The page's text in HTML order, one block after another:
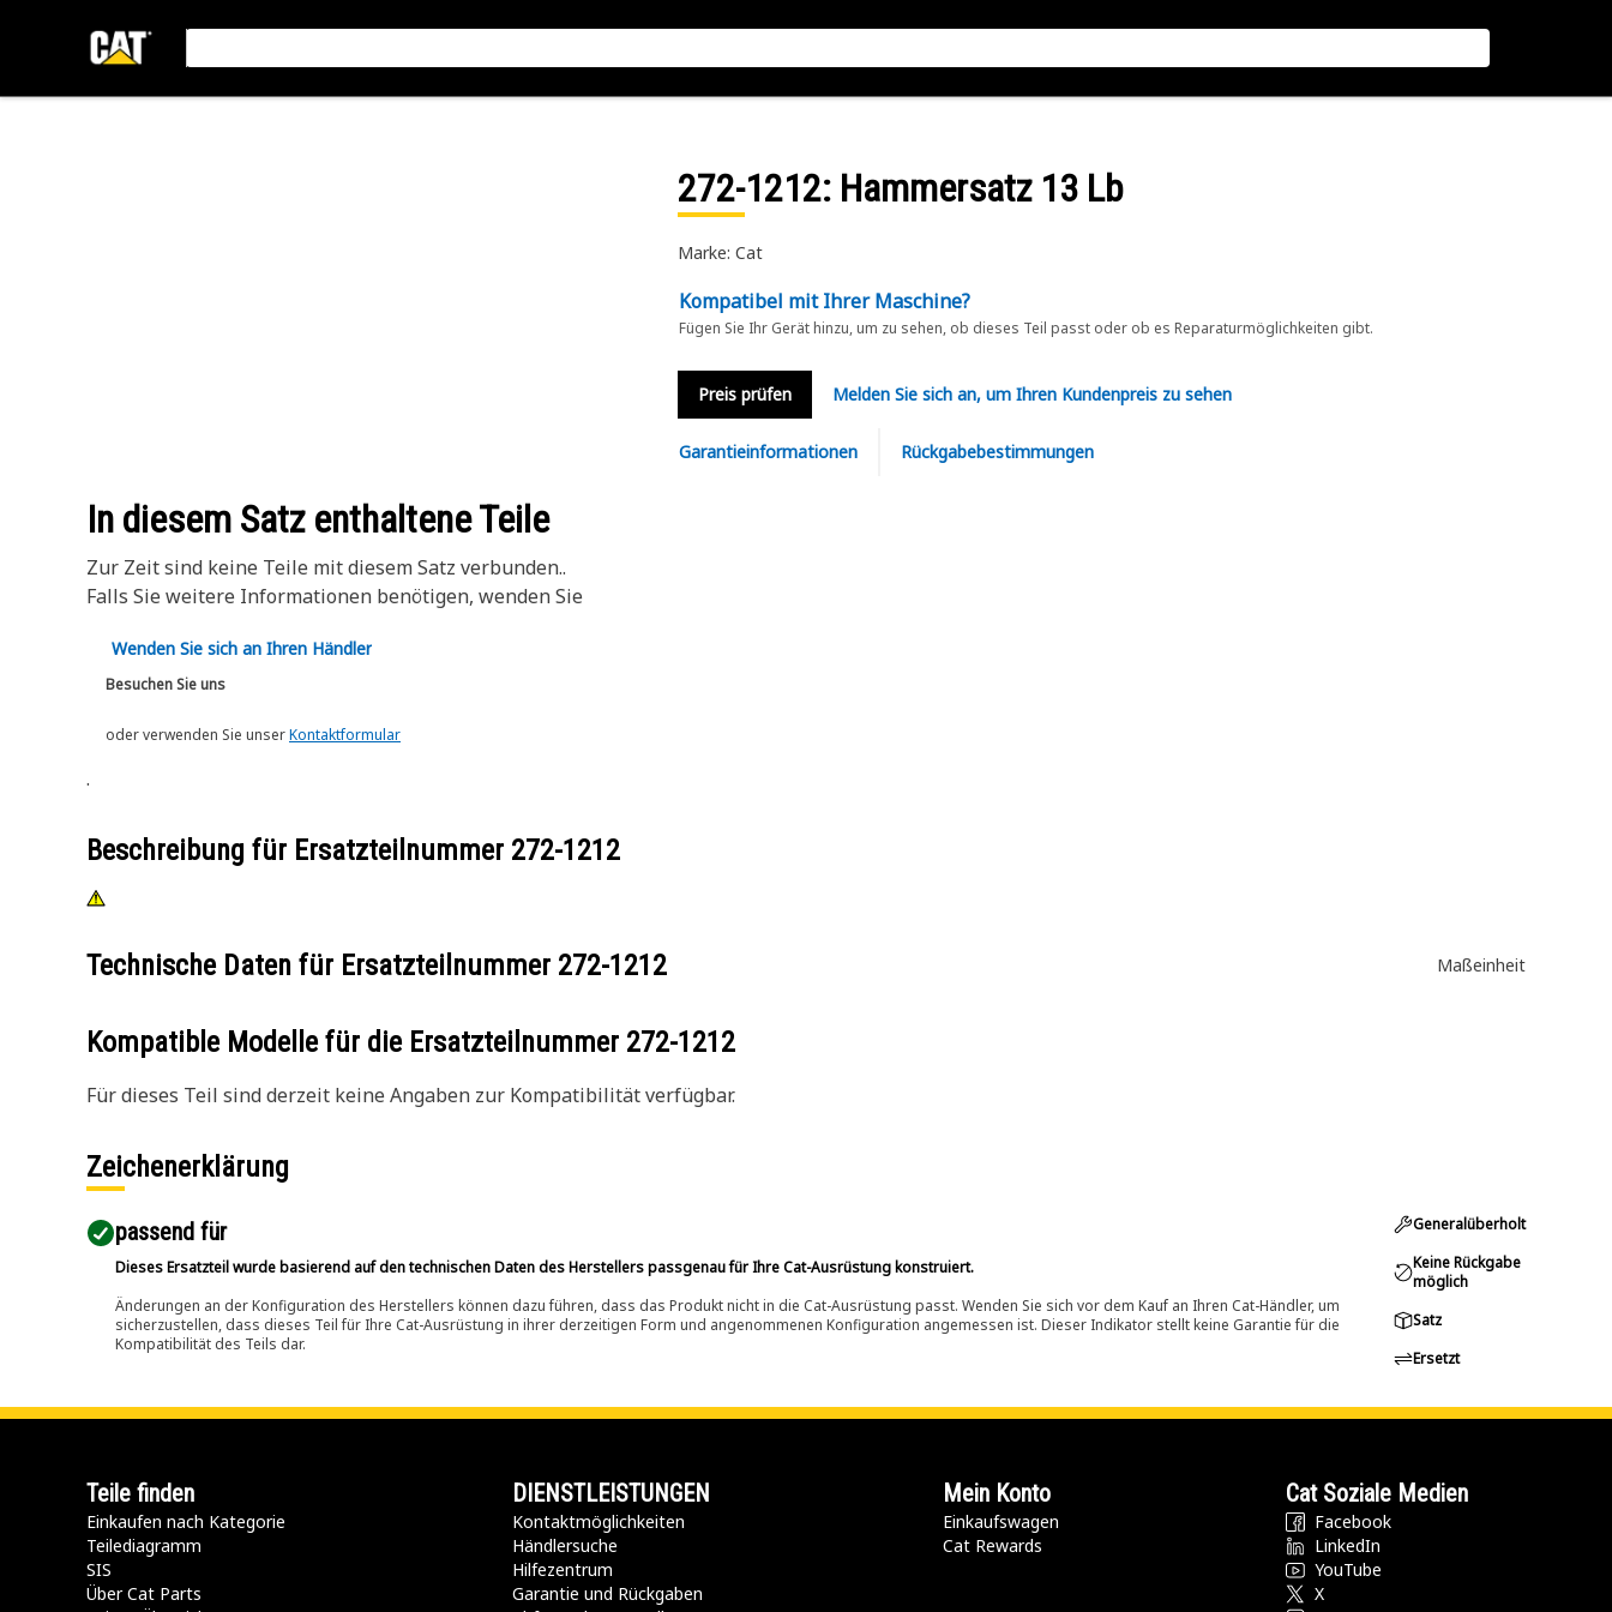
272-1212: Hammersatz 13 Lb
Marke: Cat
Kompatibel mit Ihrer Maschine?
Fügen Sie Ihr Gerät hinzu, um zu sehen, ob dieses Teil passt oder ob es Reparaturmöglichkeiten gibt.
Preis prüfen Melden Sie sich an, um Ihren Kundenpreis zu sehen
Garantieinformationen Rückgabebestimmungen
In diesem Satz enthaltene Teile
Zur Zeit sind keine Teile mit diesem Satz verbunden..
Falls Sie weitere Informationen benötigen, wenden Sie
Wenden Sie sich an Ihren Händler
Besuchen Sie uns
oder verwenden Sie unserKontaktformular
.
Beschreibung für Ersatzteilnummer 272-1212
Technische Daten für Ersatzteilnummer 272-1212 Maßeinheit
Kompatible Modelle für die Ersatzteilnummer 272-1212
Für dieses Teil sind derzeit keine Angaben zur Kompatibilität verfügbar.
Zeichenerklärung
passend für​
Dieses Ersatzteil wurde basierend auf den technischen Daten des Herstellers passgenau für Ihre Cat-Ausrüstung konstruiert.
Änderungen an der Konfiguration des Herstellers können dazu führen, dass das Produkt nicht in die Cat-Ausrüstung passt. Wenden Sie sich vor dem Kauf an Ihren Cat-Händler, um
sicherzustellen, dass dieses Teil für Ihre Cat-Ausrüstung in ihrer derzeitigen Form und angenommenen Konfiguration angemessen ist. Dieser Indikator stellt keine Garantie für die
Kompatibilität des Teils dar.
Generalüberholt
Keine Rückgabe
möglich
Satz
Ersetzt
Teile finden
Einkaufen nach Kategorie
Teilediagramm
SIS
Über Cat Parts
DIENSTLEISTUNGEN
Kontaktmöglichkeiten​
Händlersuche
Hilfezentrum
Garantie und Rückgaben
Mein Konto
Einkaufswagen
Cat Rewards
Cat Soziale Medien
Facebook
LinkedIn
YouTube
X